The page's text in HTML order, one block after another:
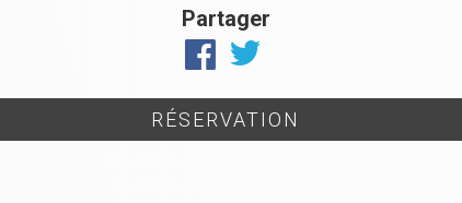
Partager
RÉSERVATION